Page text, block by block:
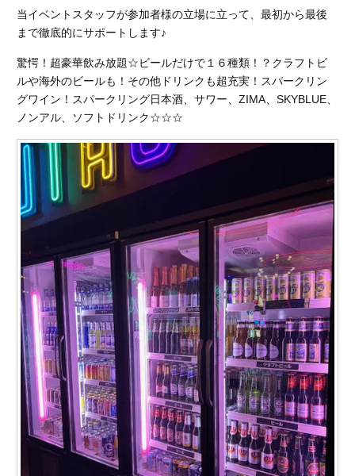
当イベントスタッフが参加者様の立場に立って、最初から最後
まで徹底的にサポートします♪
驚愕！超豪華飲み放題☆ビールだけで１６種類！？クラフトビ
ルや海外のビールも！その他ドリンクも超充実！スパークリン
グワイン！スパークリング日本酒、サワー、ZIMA、SKYBLUE、
ノンアル、ソフトドリンク☆☆☆